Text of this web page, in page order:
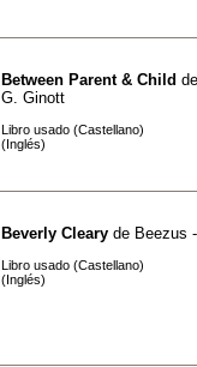
Between Parent & Child
G. Ginott
Libro usado (Castellano)
(Inglés)
Beverly Cleary de Beezus
Libro usado (Castellano)
(Inglés)